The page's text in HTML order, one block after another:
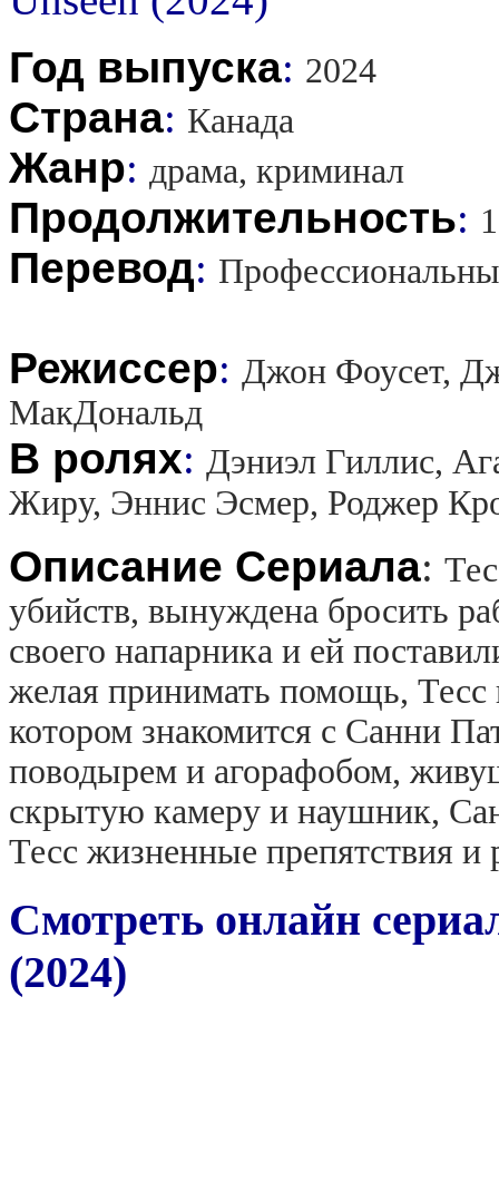
Год выпуска: 2024
Страна: Канада
Жанр: драма, криминал
Продолжительность:
Перевод:
Режиссер: Джон Фоусет,
МакДональд
В ролях: Дэниэл Гиллис,
Жиру, Эннис Эсмер, Роджер
Описание Сериала:
убийств, вынуждена бросить
своего напарника и ей
желая принимать помощь,
котором знакомится с Санни
поводырем и агорафобом,
скрытую камеру и наушник,
Тесс жизненные препятствия и
Смотреть онлайн
(2024)